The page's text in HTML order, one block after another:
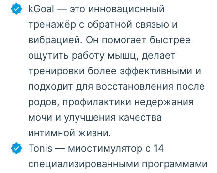
kGoal — это инновационный
тренажёр с обратной связью и
вибрацией. Он помогает быстрее
ощутить работу мышц, делает
тренировки более эффективными и
подходит для восстановления после
родов, профилактики недержания
мочи и улучшения качества
интимной жизни.
Tonis — миостимулятор с 14
специализированными программами